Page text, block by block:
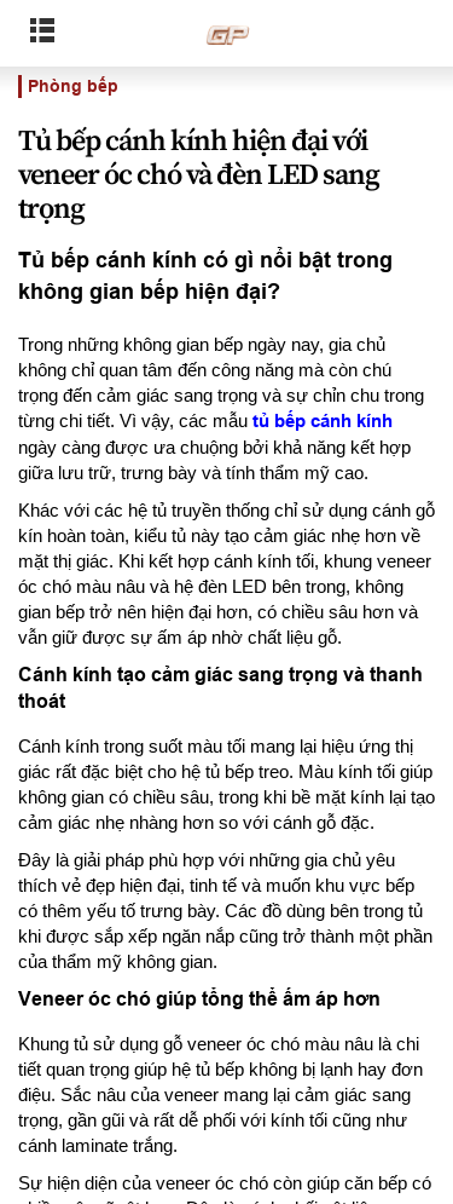
Phòng bếp
Tủ bếp cánh kính hiện đại với
veneer óc chó và đèn LED sang
trọng
Tủ bếp cánh kính có gì nổi bật trong
không gian bếp hiện đại?
Trong những không gian bếp ngày nay, gia chủ
không chỉ quan tâm đến công năng mà còn chú
trọng đến cảm giác sang trọng và sự chỉn chu trong
từng chi tiết. Vì vậy, các mẫu tủ bếp cánh kính
ngày càng được ưa chuộng bởi khả năng kết hợp
giữa lưu trữ, trưng bày và tính thẩm mỹ cao.
Khác với các hệ tủ truyền thống chỉ sử dụng cánh gỗ
kín hoàn toàn, kiểu tủ này tạo cảm giác nhẹ hơn về
mặt thị giác. Khi kết hợp cánh kính tối, khung veneer
óc chó màu nâu và hệ đèn LED bên trong, không
gian bếp trở nên hiện đại hơn, có chiều sâu hơn và
vẫn giữ được sự ấm áp nhờ chất liệu gỗ.
Cánh kính tạo cảm giác sang trọng và thanh
thoát
Cánh kính trong suốt màu tối mang lại hiệu ứng thị
giác rất đặc biệt cho hệ tủ bếp treo. Màu kính tối giúp
không gian có chiều sâu, trong khi bề mặt kính lại tạo
cảm giác nhẹ nhàng hơn so với cánh gỗ đặc.
Đây là giải pháp phù hợp với những gia chủ yêu
thích vẻ đẹp hiện đại, tinh tế và muốn khu vực bếp
có thêm yếu tố trưng bày. Các đồ dùng bên trong tủ
khi được sắp xếp ngăn nắp cũng trở thành một phần
của thẩm mỹ không gian.
Veneer óc chó giúp tổng thể ấm áp hơn
Khung tủ sử dụng gỗ veneer óc chó màu nâu là chi
tiết quan trọng giúp hệ tủ bếp không bị lạnh hay đơn
điệu. Sắc nâu của veneer mang lại cảm giác sang
trọng, gần gũi và rất dễ phối với kính tối cũng như
cánh laminate trắng.
Sự hiện diện của veneer óc chó còn giúp căn bếp có